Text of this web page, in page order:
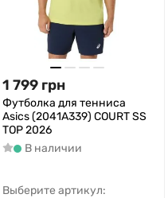
1 799 грн
Футболка для тенниса
Asics (2041A339) COURT SS
TOP 2026
В наличии
Выберите артикул: